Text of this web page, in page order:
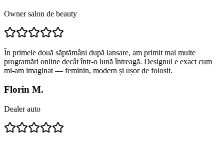
Owner salon de beauty
În primele două săptămâni după lansare, am primit mai multe
programări online decât într-o lună întreagă. Designul e exact cum
mi-am imaginat — feminin, modern și ușor de folosit.
Florin M.
Dealer auto